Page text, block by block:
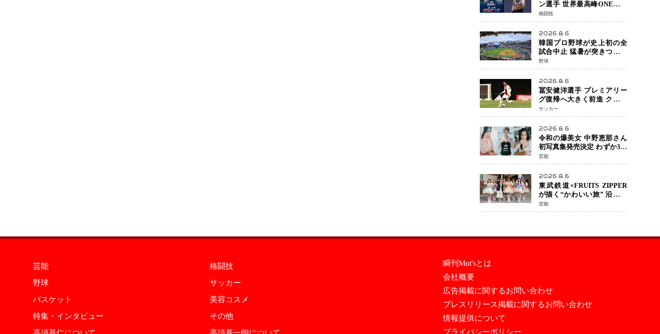
ン選手 世界最高峰ONEで浮
き彫りになる 日本キックボ
クシングが直面する“技術
戦”の現在地
格闘技
2026.8.6
韓国プロ野球が史上初の全
試合中止 猛暑が突きつけた
「屋外スポーツの限界」 日
本発のドーム型施設時代へ
野球
2026.8.6
冨安健洋選手 プレミアリー
グ復帰へ大きく前進 クリス
タルパレス加入目前 メディ
カルチェックも通過
サッカー
2026.8.6
令和の爆美女 中野恵那さん
初写真集発売決定 わずか3日
で2560万インプレッション
を記録した話題の美貌を凝
縮
芸能
2026.8.6
東武鉄道×FRUITS ZIPPER
が描く“かわいい旅” 沿線を
舞台にした「TOBU KAWAII
PROJECT」が開幕
芸能
芸能
格闘技
野球
サッカー
バスケット
美容コスメ
特集・インタビュー
その他
瞬刊Mot'sとは
会社概要
広告掲載に関するお問い合わせ
プレスリリース掲載に関するお問い合わせ
情報提供について
プライバシーポリシー